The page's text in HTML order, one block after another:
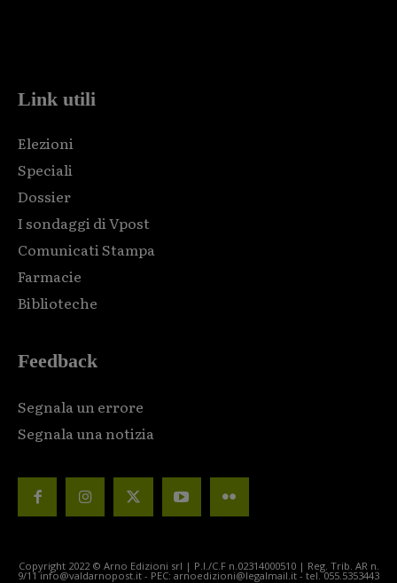
Link utili
Elezioni
Speciali
Dossier
I sondaggi di Vpost
Comunicati Stampa
Farmacie
Biblioteche
Feedback
Segnala un errore
Segnala una notizia
Copyright 2022 © Arno Edizioni srl | P.I./C.F n.02314000510 | Reg. Trib. AR n.
9/11 info@valdarnopost.it - PEC: arnoedizioni@legalmail.it - tel. 055.5353443